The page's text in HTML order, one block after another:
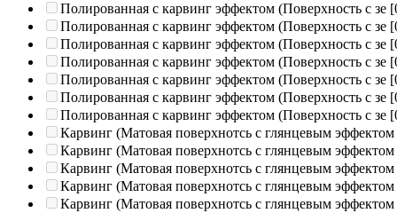
Полированная c карвинг эффектом (Поверхность с зе
Полированная c карвинг эффектом (Поверхность с зе
Полированная c карвинг эффектом (Поверхность с зе
Полированная c карвинг эффектом (Поверхность с зе
Полированная c карвинг эффектом (Поверхность с зе
Полированная c карвинг эффектом (Поверхность с зе
Полированная c карвинг эффектом (Поверхность с зе
Карвинг (Матовая поверхнотсь с глянцевым эффектом
Карвинг (Матовая поверхнотсь с глянцевым эффектом
Карвинг (Матовая поверхнотсь с глянцевым эффектом
Карвинг (Матовая поверхнотсь с глянцевым эффектом
Карвинг (Матовая поверхнотсь с глянцевым эффектом